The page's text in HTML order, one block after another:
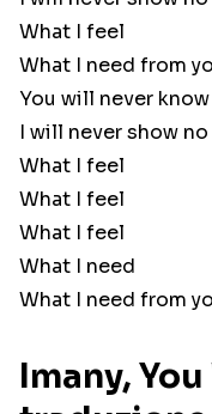
What I feel
What I need from
You will never know
I will never show
What I feel
What I feel
What I feel
What I need
What I need from
Imany,